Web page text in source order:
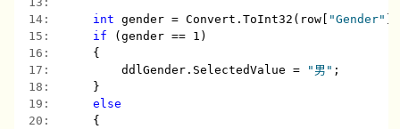
  14:
int gender = Convert.ToInt32(row[ "Gender"
  15:
if (gender == 1)
  16:
    {
  17:
        ddlGender.SelectedValue =
"男" ;
  18:
    }
  19:
else
  20:
    {